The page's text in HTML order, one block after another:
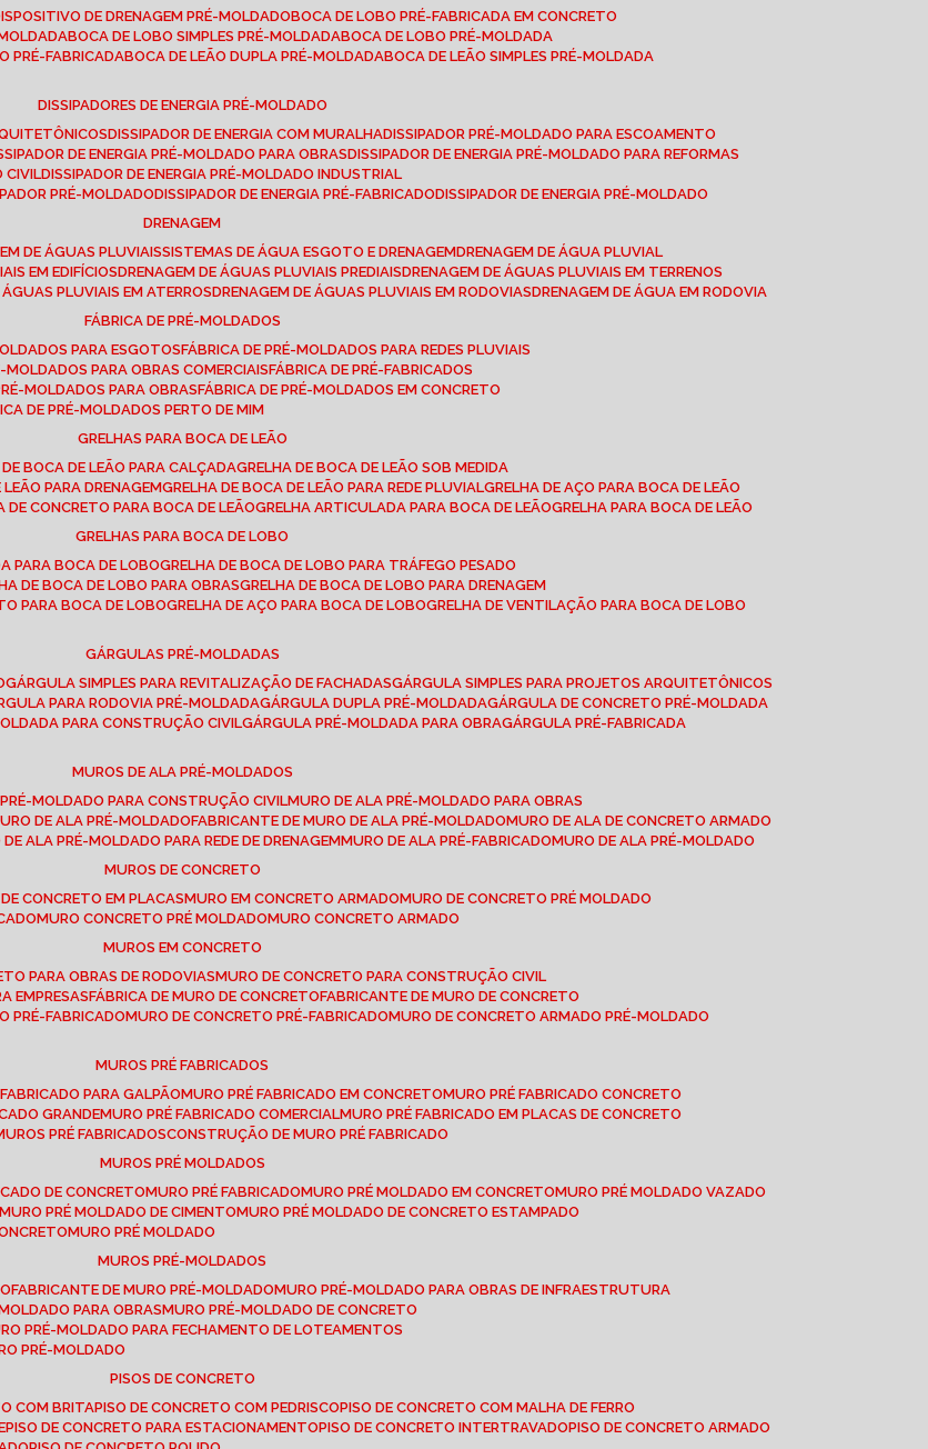
DISPOSITIVO DE DRENAGEM PRÉ-MOLDADO BOCA DE LOBO PRÉ-FABRICADA EM CONCRETO
BOCA DE LOBO SIMPLES PRÉ-MOLDADA BOCA DE LOBO PRÉ-MOLDADA
PRÉ-FABRICADA BOCA DE LEÃO DUPLA PRÉ-MOLDADA BOCA DE LEÃO SIMPLES PRÉ-MOLDADA
DISSIPADORES DE ENERGIA PRÉ-MOLDADO
DISSIPADOR DE ENERGIA COM MURALHA DISSIPADOR PRÉ-MOLDADO PARA ESCOAMENTO
DE ENERGIA PRÉ-MOLDADO PARA OBRAS DISSIPADOR DE ENERGIA PRÉ-MOLDADO PARA REFORMAS
CIVIL DISSIPADOR DE ENERGIA PRÉ-MOLDADO INDUSTRIAL
PRÉ-MOLDADO DISSIPADOR DE ENERGIA PRÉ-FABRICADO DISSIPADOR DE ENERGIA PRÉ-MOLDADO
DRENAGEM
DE ÁGUAS PLUVIAIS SISTEMAS DE ÁGUA ESGOTO E DRENAGEM DRENAGEM DE ÁGUA PLUVIAL
EM EDIFÍCIOS DRENAGEM DE ÁGUAS PLUVIAIS PREDIAIS DRENAGEM DE ÁGUAS PLUVIAIS EM TERRENOS
ÁGUAS PLUVIAIS EM ATERROS DRENAGEM DE ÁGUAS PLUVIAIS EM RODOVIAS DRENAGEM DE ÁGUA EM RODOVIA
FÁBRICA DE PRÉ-MOLDADOS
PARA ESGOTOS FÁBRICA DE PRÉ-MOLDADOS PARA REDES PLUVIAIS
MOLDADOS PARA OBRAS COMERCIAIS FÁBRICA DE PRÉ-FABRICADOS
MOLDADOS PARA OBRAS FÁBRICA DE PRÉ-MOLDADOS EM CONCRETO
DE PRÉ-MOLDADOS PERTO DE MIM
GRELHAS PARA BOCA DE LEÃO
DE BOCA DE LEÃO PARA CALÇADA
GRELHA DE BOCA DE LEÃO SOB MEDIDA
LEÃO PARA DRENAGEM GRELHA DE BOCA DE LEÃO PARA REDE PLUVIAL
GRELHA DE AÇO PARA BOCA DE LEÃO
DE CONCRETO PARA BOCA DE LEÃO GRELHA ARTICULADA PARA BOCA DE LEÃO
GRELHA PARA BOCA DE LEÃO
GRELHAS PARA BOCA DE LOBO
PARA BOCA DE LOBO
GRELHA DE BOCA DE LOBO PARA TRÁFEGO PESADO
DE BOCA DE LOBO PARA OBRAS
GRELHA DE BOCA DE LOBO PARA DRENAGEM
PARA BOCA DE LOBO GRELHA DE AÇO PARA BOCA DE LOBO
GRELHA DE VENTILAÇÃO PARA BOCA DE LOBO
GÁRGULAS PRÉ-MOLDADAS
GÁRGULA SIMPLES PARA REVITALIZAÇÃO DE FACHADAS
GÁRGULA SIMPLES PARA PROJETOS ARQUITETÔNICOS
PARA RODOVIA PRÉ-MOLDADA GÁRGULA DUPLA PRÉ-MOLDADA
GÁRGULA DE CONCRETO PRÉ-MOLDADA
PARA CONSTRUÇÃO CIVIL GÁRGULA PRÉ-MOLDADA PARA OBRA
GÁRGULA PRÉ-FABRICADA
MUROS DE ALA PRÉ-MOLDADOS
PRÉ-MOLDADO PARA CONSTRUÇÃO CIVIL
MURO DE ALA PRÉ-MOLDADO PARA OBRAS
DE ALA PRÉ-MOLDADO FABRICANTE DE MURO DE ALA PRÉ-MOLDADO
MURO DE ALA DE CONCRETO ARMADO
DE ALA PRÉ-MOLDADO PARA REDE DE DRENAGEM MURO DE ALA PRÉ-FABRICADO
MURO DE ALA PRÉ-MOLDADO
MUROS DE CONCRETO
DE CONCRETO EM PLACAS MURO EM CONCRETO ARMADO
MURO DE CONCRETO PRÉ MOLDADO
MURO CONCRETO PRÉ MOLDADO
MURO CONCRETO ARMADO
MUROS EM CONCRETO
PARA OBRAS DE RODOVIAS
MURO DE CONCRETO PARA CONSTRUÇÃO CIVIL
EMPRESAS FÁBRICA DE MURO DE CONCRETO FABRICANTE DE MURO DE CONCRETO
PRÉ-FABRICADO MURO DE CONCRETO PRÉ-FABRICADO
MURO DE CONCRETO ARMADO PRÉ-MOLDADO
MUROS PRÉ FABRICADOS
FABRICADO PARA GALPÃO MURO PRÉ FABRICADO EM CONCRETO
MURO PRÉ FABRICADO CONCRETO
GRANDE MURO PRÉ FABRICADO COMERCIAL
MURO PRÉ FABRICADO EM PLACAS DE CONCRETO
PRÉ FABRICADOS CONSTRUÇÃO DE MURO PRÉ FABRICADO
MUROS PRÉ MOLDADOS
DE CONCRETO MURO PRÉ FABRICADO MURO PRÉ MOLDADO EM CONCRETO
MURO PRÉ MOLDADO VAZADO
MURO PRÉ MOLDADO DE CIMENTO
MURO PRÉ MOLDADO DE CONCRETO ESTAMPADO
MURO PRÉ MOLDADO
MUROS PRÉ-MOLDADOS
FABRICANTE DE MURO PRÉ-MOLDADO
MURO PRÉ-MOLDADO PARA OBRAS DE INFRAESTRUTURA
MOLDADO PARA OBRAS
MURO PRÉ-MOLDADO DE CONCRETO
PRÉ-MOLDADO PARA FECHAMENTO DE LOTEAMENTOS
PRÉ-MOLDADO
PISOS DE CONCRETO
COM BRITA PISO DE CONCRETO COM PEDRISCO PISO DE CONCRETO COM MALHA DE FERRO
PISO DE CONCRETO PARA ESTACIONAMENTO PISO DE CONCRETO INTERTRAVADO PISO DE CONCRETO ARMADO